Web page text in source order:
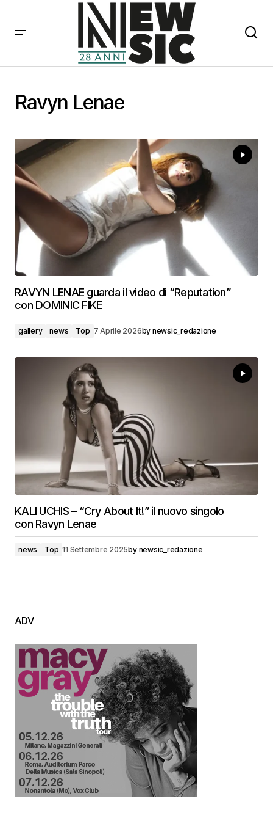
Ravyn Lenae
RAVYN LENAE guarda il video di “Reputation”
con DOMINIC FIKE
gallery news Top 7 Aprile 2026by newsic_redazione
KALI UCHIS – “Cry About It!” il nuovo singolo
con Ravyn Lenae
news Top 11 Settembre 2025by newsic_redazione
ADV